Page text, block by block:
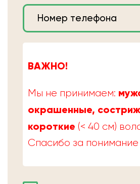
ВАЖНО!
Мы не принимаем:
окрашенные,
короткие (< 40 см)
Спасибо за понимание